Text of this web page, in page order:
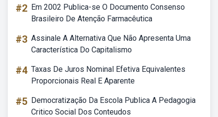
#2 Em 2002 Publica-se O Documento Consenso
Brasileiro De Atenção Farmacêutica
#3 Assinale A Alternativa Que Não Apresenta Uma
Característica Do Capitalismo
#4 Taxas De Juros Nominal Efetiva Equivalentes
Proporcionais Real E Aparente
#5 Democratização Da Escola Publica A Pedagogia
Critico Social Dos Conteudos